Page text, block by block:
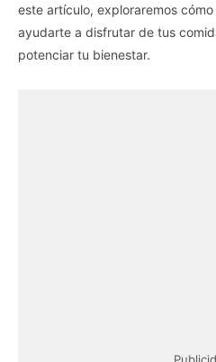
este artículo, exploraremos
ayudarte a disfrutar de tus
potenciar tu bienestar.